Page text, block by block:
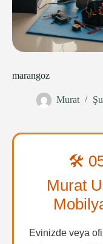
marangoz
Murat
🛠️
Murat
Evinizde veya